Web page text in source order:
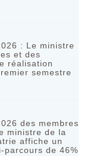
: Le ministre
et des
réalisation
semestre
des membres
ministre de la
affiche un
parcours de 46%